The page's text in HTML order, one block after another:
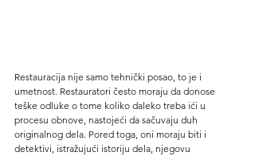
Restauracija nije samo tehnički posao, to je i
umetnost. Restauratori često moraju da donose
teške odluke o tome koliko daleko treba ići u
procesu obnove, nastojeći da sačuvaju duh
originalnog dela. Pored toga, oni moraju biti i
detektivi, istražujući istoriju dela, njegovu